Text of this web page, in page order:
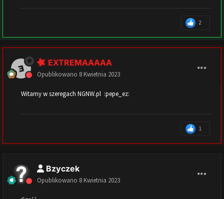
2
EXTREMAAAAA
Opublikowano 8 Kwietnia 2023
Witamy w szeregach NGNW.pl :pepe_ez:
1
Bzyczek
Opublikowano 8 Kwietnia 2023